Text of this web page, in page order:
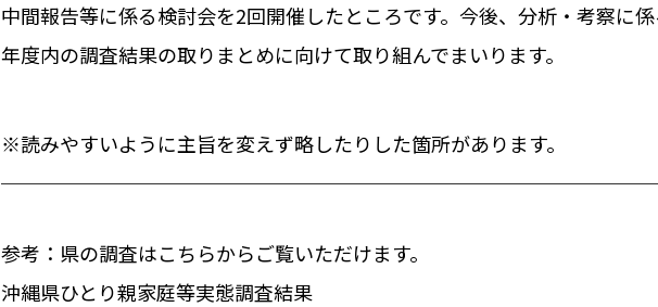
中間報告等に係る検討会を2回開催したところです。今後、分析・考察に係
年度内の調査結果の取りまとめに向けて取り組んでまいります。
※読みやすいように主旨を変えず略したりした箇所があります。
参考：県の調査はこちらからご覧いただけます。
沖縄県ひとり親家庭等実態調査結果